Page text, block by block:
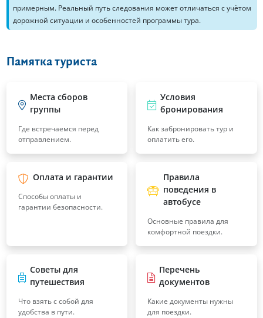
примерным. Реальный путь следования может отличаться с учётом
дорожной ситуации и особенностей программы тура.
Памятка туриста
Места сборов
группы
Где встречаемся перед
отправлением.
Условия
бронирования
Как забронировать тур и
оплатить его.
Оплата и гарантии
Способы оплаты и
гарантии безопасности.
Правила
поведения в
автобусе
Основные правила для
комфортной поездки.
Советы для
путешествия
Что взять с собой для
удобства в пути.
Перечень
документов
Какие документы нужны
для поездки.